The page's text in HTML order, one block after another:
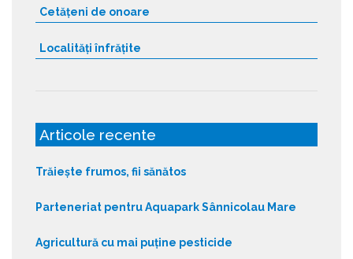
Cetățeni de onoare
Localități înfrățite
Articole recente
Trăiește frumos, fii sănătos
Parteneriat pentru Aquapark Sânnicolau Mare
Agricultură cu mai puține pesticide